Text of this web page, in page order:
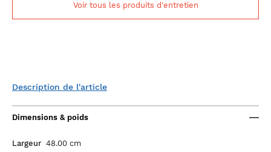
Voir tous les produits d'entretien
Description de l'article
Dimensions & poids
Largeur 48.00 cm